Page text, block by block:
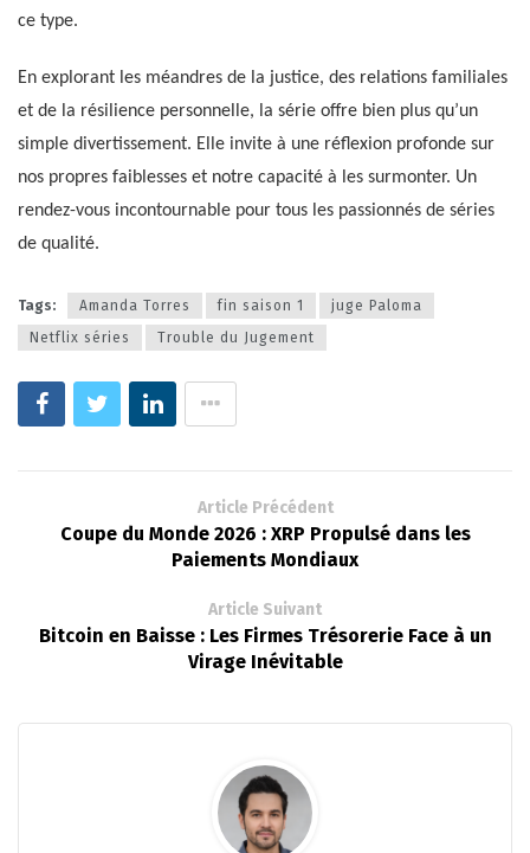
ce type.
En explorant les méandres de la justice, des relations familiales
et de la résilience personnelle, la série offre bien plus qu’un
simple divertissement. Elle invite à une réflexion profonde sur
nos propres faiblesses et notre capacité à les surmonter. Un
rendez-vous incontournable pour tous les passionnés de séries
de qualité.
Tags: Amanda Torres fin saison 1
juge Paloma
Netflix séries
Trouble du Jugement
Article Précédent
Coupe du Monde 2026 : XRP Propulsé dans les
Paiements Mondiaux
Article Suivant
Bitcoin en Baisse : Les Firmes Trésorerie Face à un
Virage Inévitable